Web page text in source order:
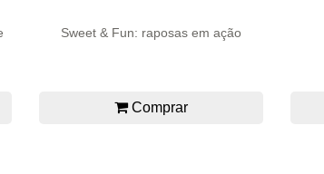
Sweet & Fun: raposas em ação
Comprar